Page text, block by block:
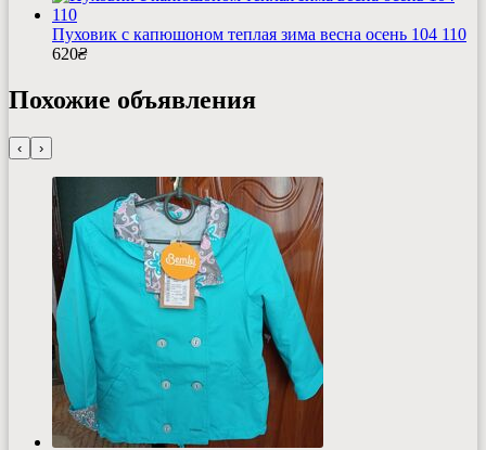
Пуховик с капюшоном теплая зима весна осень 104 110
620₴
Похожие объявления
‹ ›